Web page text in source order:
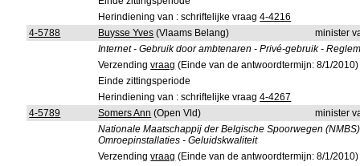
Herindiening van : schriftelijke vraag4-4216
4-5788
Buysse Yves (Vlaams Belang)
minister
Internet - Gebruik door ambtenaren - Privé-gebruik -
Verzendingvraag (Einde van de antwoordtermijn: 8/1/2010)
Einde zittingsperiode
Herindiening van : schriftelijke vraag4-4267
4-5789
Somers Ann (Open Vld)
minister
Nationale Maatschappij der Belgische Spoorwegen
Omroepinstallaties - Geluidskwaliteit
Verzendingvraag (Einde van de antwoordtermijn: 8/1/2010)